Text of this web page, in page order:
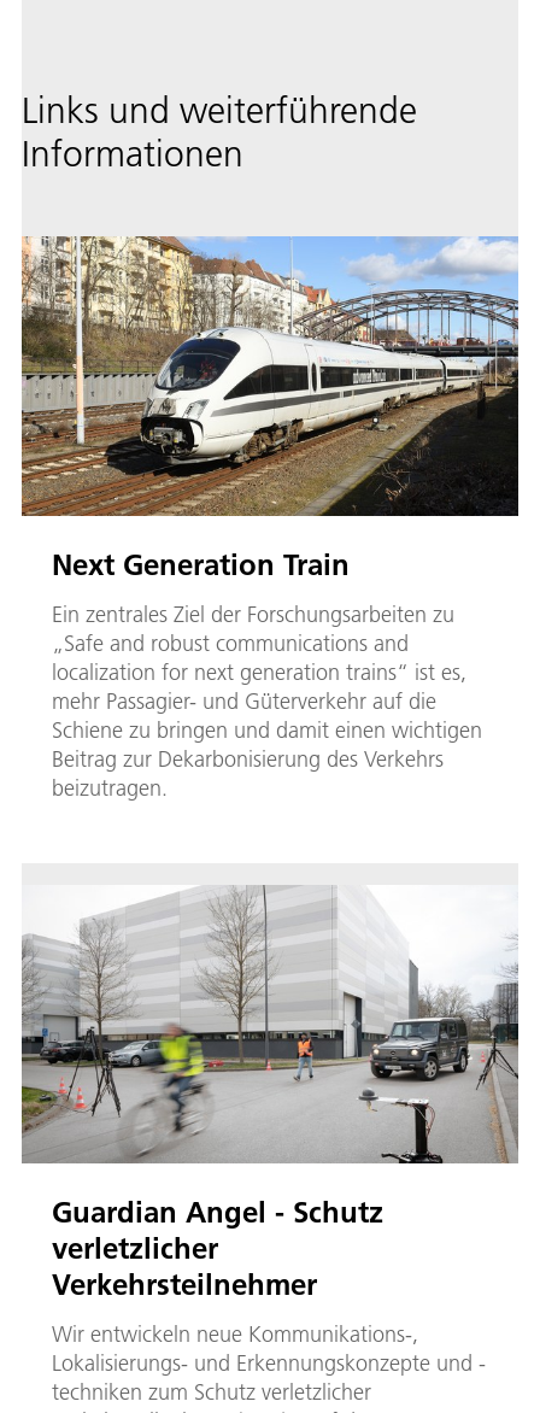
Links und weiterführende
Informationen
Next Generation Train
Ein zentrales Ziel der Forschungsarbeiten zu
„Safe and robust communications and
localization for next generation trains“ ist es,
mehr Passagier- und Güterverkehr auf die
Schiene zu bringen und damit einen wichtigen
Beitrag zur Dekarbonisierung des Verkehrs
beizutragen.
Guardian Angel - Schutz
verletzlicher
Verkehrsteilnehmer
Wir entwickeln neue Kommunikations-,
Lokalisierungs- und Erkennungskonzepte und -
techniken zum Schutz verletzlicher